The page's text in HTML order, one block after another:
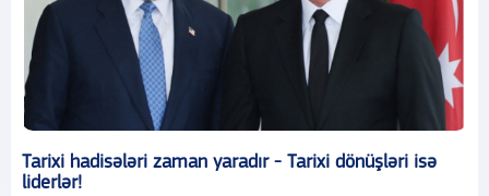
Tarixi hadisələri zaman yaradır - Tarixi dönüşləri isə
liderlər!